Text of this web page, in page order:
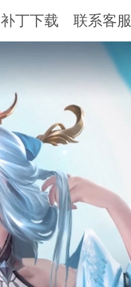
补丁下载 联系客服